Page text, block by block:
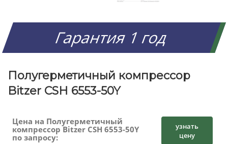
Гарантия 1 год
Полугерметичный компрессор
Bitzer CSH 6553-50Y
Цена на Полугерметичный
компрессор Bitzer CSH 6553-50Y
по запросу:
узнать
цену